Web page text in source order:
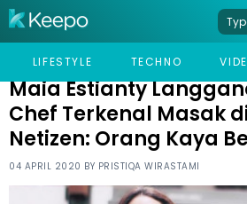
LIFESTYLE TECHNO
HOME CELEB
MAIA ESTIANTY LANGGANAN
Maia Estianty
Chef Terkenal Masak
Netizen: Orang Kaya
04 APRIL 2020 BY PRISTIQA WIRASTAMI